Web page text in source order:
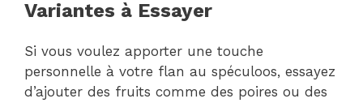
Variantes à Essayer
Si vous voulez apporter une touche
personnelle à votre flan au spéculoos, essayez
d’ajouter des fruits comme des poires ou des